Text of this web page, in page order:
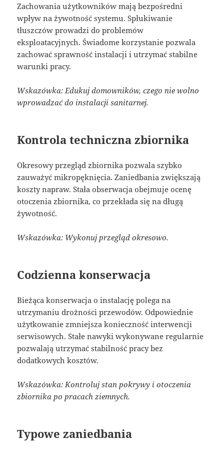
Zachowania użytkowników mają bezpośredni
wpływ na żywotność systemu. Spłukiwanie
tłuszczów prowadzi do problemów
eksploatacyjnych. Świadome korzystanie pozwala
zachować sprawność instalacji i utrzymać stabilne
warunki pracy.
Wskazówka: Edukuj domowników, czego nie wolno
wprowadzać do instalacji sanitarnej.
Kontrola techniczna zbiornika
Okresowy przegląd zbiornika pozwala szybko
zauważyć mikropęknięcia. Zaniedbania zwiększają
koszty napraw. Stała obserwacja obejmuje ocenę
otoczenia zbiornika, co przekłada się na długą
żywotność.
Wskazówka: Wykonuj przegląd okresowo.
Codzienna konserwacja
Bieżąca konserwacja o instalację polega na
utrzymaniu drożności przewodów. Odpowiednie
użytkowanie zmniejsza konieczność interwencji
serwisowych. Stałe nawyki wykonywane regularnie
pozwalają utrzymać stabilność pracy bez
dodatkowych kosztów.
Wskazówka: Kontroluj stan pokrywy i otoczenia
zbiornika po pracach ziemnych.
Typowe zaniedbania